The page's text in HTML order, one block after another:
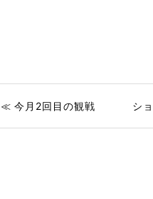
≪ 今月2回目の観戦 シ